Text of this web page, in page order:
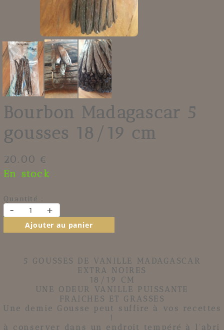
Bourbon Madagascar 5
gousses 18/19 cm
20.00 €
En stock
Quantité :
- +
Ajouter au panier
5 GOUSSES DE VANILLE MADAGASCAR
EXTRA NOIRES
18/19 CM
UNE ODEUR VANILLE PUISSANTE
FRAICHES ET GRASSES
Une demie Gousse peut suffire à vos recettes
!
à conserver dans un endroit tempéré à l'abri